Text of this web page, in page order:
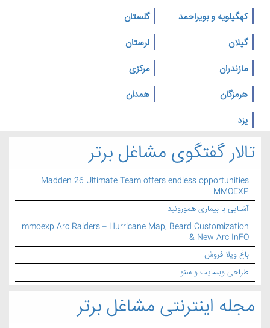
کهگیلویه و بویراحمد
گلستان
گیلان
لرستان
مازندران
مرکزی
هرمزگان
همدان
یزد
تالار گفتگوی مشاغل برتر
Madden 26 Ultimate Team offers endless opportunities
MMOEXP
آشنایی با بیماری هموروئید
mmoexp Arc Raiders – Hurricane Map, Beard Customization
& New Arc InFO
باغ ویلا فروش
طراحی وبسایت و سئو
مجله اینترنتی مشاغل برتر